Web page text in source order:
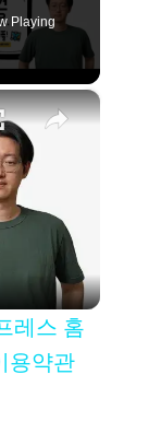
Playing
×
레스 홈
용약관